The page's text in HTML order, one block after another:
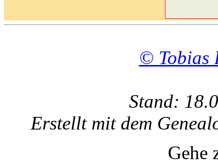
© Tobias
Stand:
Erstellt mit dem
Gehe